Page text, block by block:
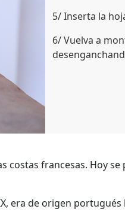
5/ Inserta la
6/ Vuelva a
francesas. Hoy
era de origen